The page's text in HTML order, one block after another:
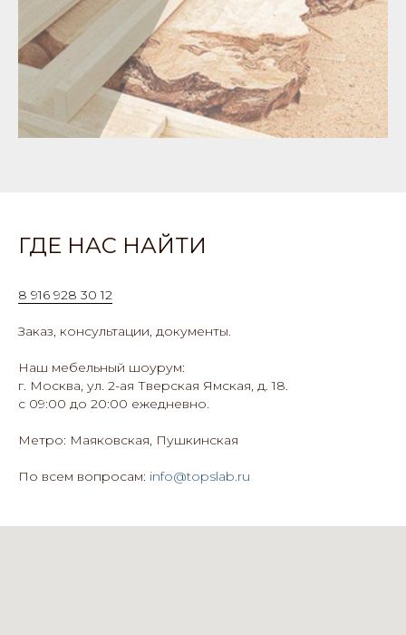
ГДЕ НАС НАЙТИ
8 916 928 30 12
Заказ, консультации, документы.
Наш мебельный шоурум:
г. Москва, ул. 2-ая Тверская Ямская, д. 18.
с 09:00 до 20:00 ежедневно.
Метро: Маяковская, Пушкинская
По всем вопросам: info@topslab.ru